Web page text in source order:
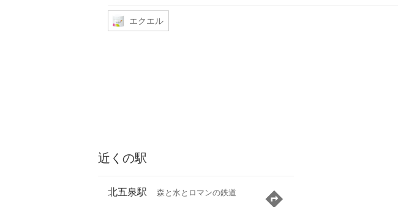
エクエル
近くの駅
北五泉駅 森と水とロマンの鉄道